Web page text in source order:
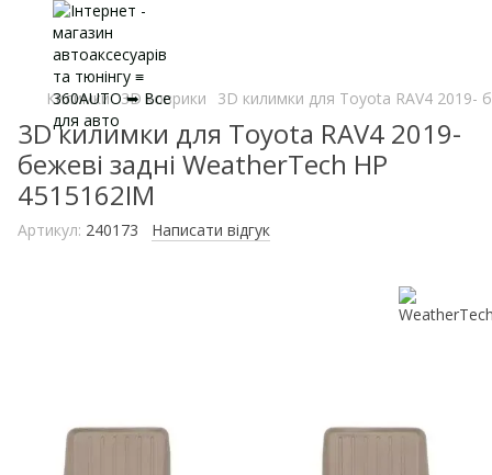
Килимки 3D коврики 3D килимки для Toyota RAV4 2019-
3D килимки для Toyota RAV4 2019-
бежеві задні WeatherTech HP
4515162IM
Артикул: 240173 Написати відгук